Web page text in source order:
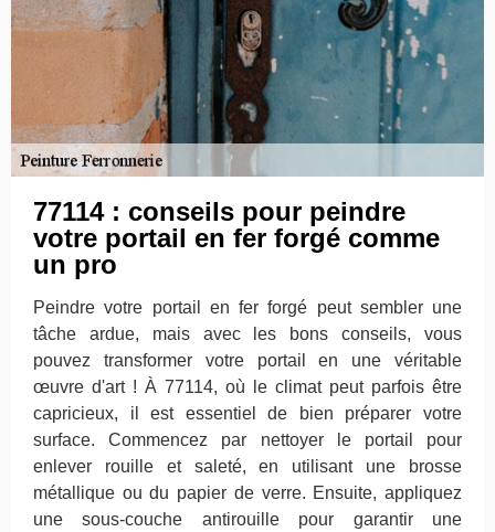
77114 : conseils pour peindre
votre portail en fer forgé comme
un pro
Peindre votre portail en fer forgé peut sembler une
tâche ardue, mais avec les bons conseils, vous
pouvez transformer votre portail en une véritable
œuvre d'art ! À 77114, où le climat peut parfois être
capricieux, il est essentiel de bien préparer votre
surface. Commencez par nettoyer le portail pour
enlever rouille et saleté, en utilisant une brosse
métallique ou du papier de verre. Ensuite, appliquez
une sous-couche antirouille pour garantir une